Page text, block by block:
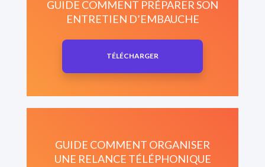
GUIDE COMMENT PRÉPARER SON
ENTRETIEN D’EMBAUCHE
TÉLÉCHARGER
GUIDE COMMENT ORGANISER
UNE RELANCE TÉLÉPHONIQUE